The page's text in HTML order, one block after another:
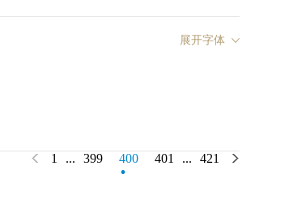
展开字体
1 ... 399 400
. 401 ... 421